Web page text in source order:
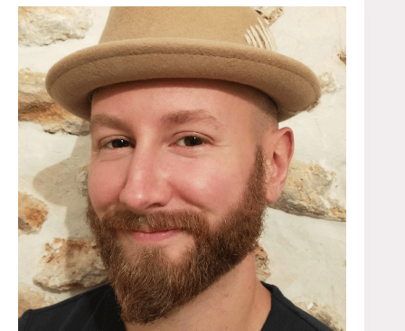
décembre
–
Colloque
international
« Le
Corps
«
Oriental
»
Genre,
gestes
regards »